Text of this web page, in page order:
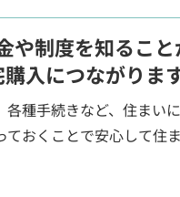
や制度を知ること
入につながります
各種手続きなど、住まい
ておくことで安心して住